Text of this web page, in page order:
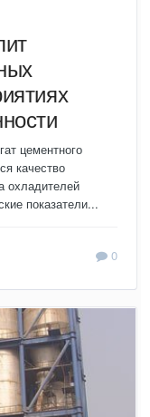
цементного
качество
охладителей
показатели...
0